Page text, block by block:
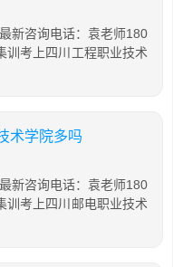
新咨询电话：袁老师180
训考上四川工程职业技术
术学院多吗
新咨询电话：袁老师180
训考上四川邮电职业技术